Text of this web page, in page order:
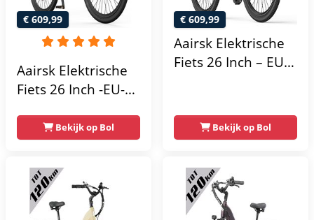
€ 609,99
Aairsk Elektrische
Fiets 26 Inch -EU-
250W(Actieradius
75km) - 36V 13Ah
Accu –
Trapondersteuning
tot 25 km/u –
Bekijk op Bol
€ 609,99
Aairsk Elektrische
Fiets 26 Inch – EU-
tot 25 km/u – 36V
13Ah accu met
km – Shimano 7-
versnelling en NFC
startfunctie – LCD-
Bekijk op Bol